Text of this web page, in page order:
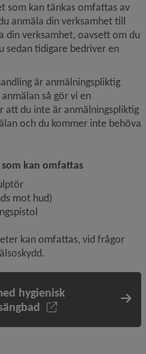
som kan tänkas omfattas av
anmäla din verksamhet till
din verksamhet, oavsett om du
sedan tidigare bedriver en
är anmälningspliktig
så gör vi en
att du inte är anmälningspliktig
och du kommer inte behöva
kan omfattas
mot hud)
kan omfattas, vid frågor
hygienisk